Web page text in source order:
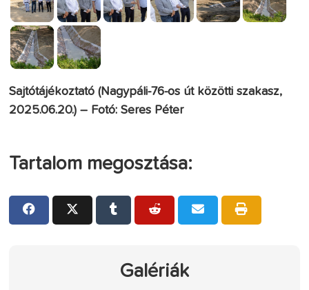
Sajtótájékoztató (Nagypáli-76-os út közötti szakasz,
2025.06.20.) – Fotó: Seres Péter
Tartalom megosztása:
Galériák